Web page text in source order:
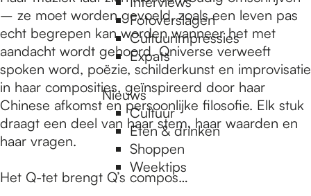
Fotoverslagen
Cultuurimpressies
Expats
Nieuws
Cultuur
Eten & drinken
Shoppen
Weektips
– ze moet worden gevoeld, zoals een leven pas
echt begrepen kan worden wanneer het met
aandacht wordt gehoord. Qniverse verweeft
spoken word, poëzie, schilderkunst en improvisatie
in haar composities, geïnspireerd door haar
Chinese afkomst en persoonlijke filosofie. Elk stuk
draagt een deel van haar stem, haar waarden en
haar vragen.
Het Q-tet brengt Q’s compos…